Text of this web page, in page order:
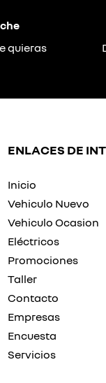
quieras
ENLACES DE
Inicio
Vehiculo Nuevo
Vehiculo Ocasion
Eléctricos
Promociones
Taller
Contacto
Empresas
Encuesta
Servicios